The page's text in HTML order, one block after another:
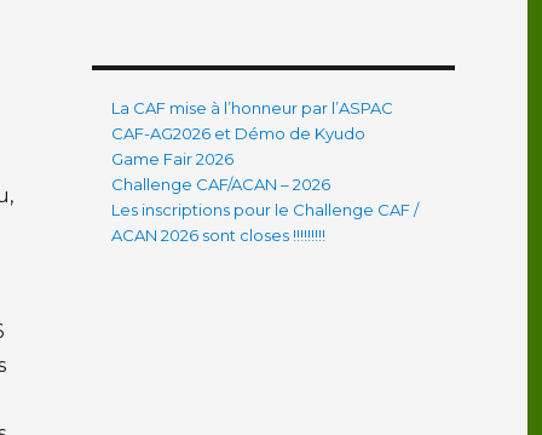
La CAF mise à l’honneur par l’ASPAC
CAF-AG2026 et Démo de Kyudo
Game Fair 2026
Challenge CAF/ACAN – 2026
Les inscriptions pour le Challenge CAF /
ACAN 2026 sont closes !!!!!!!!!